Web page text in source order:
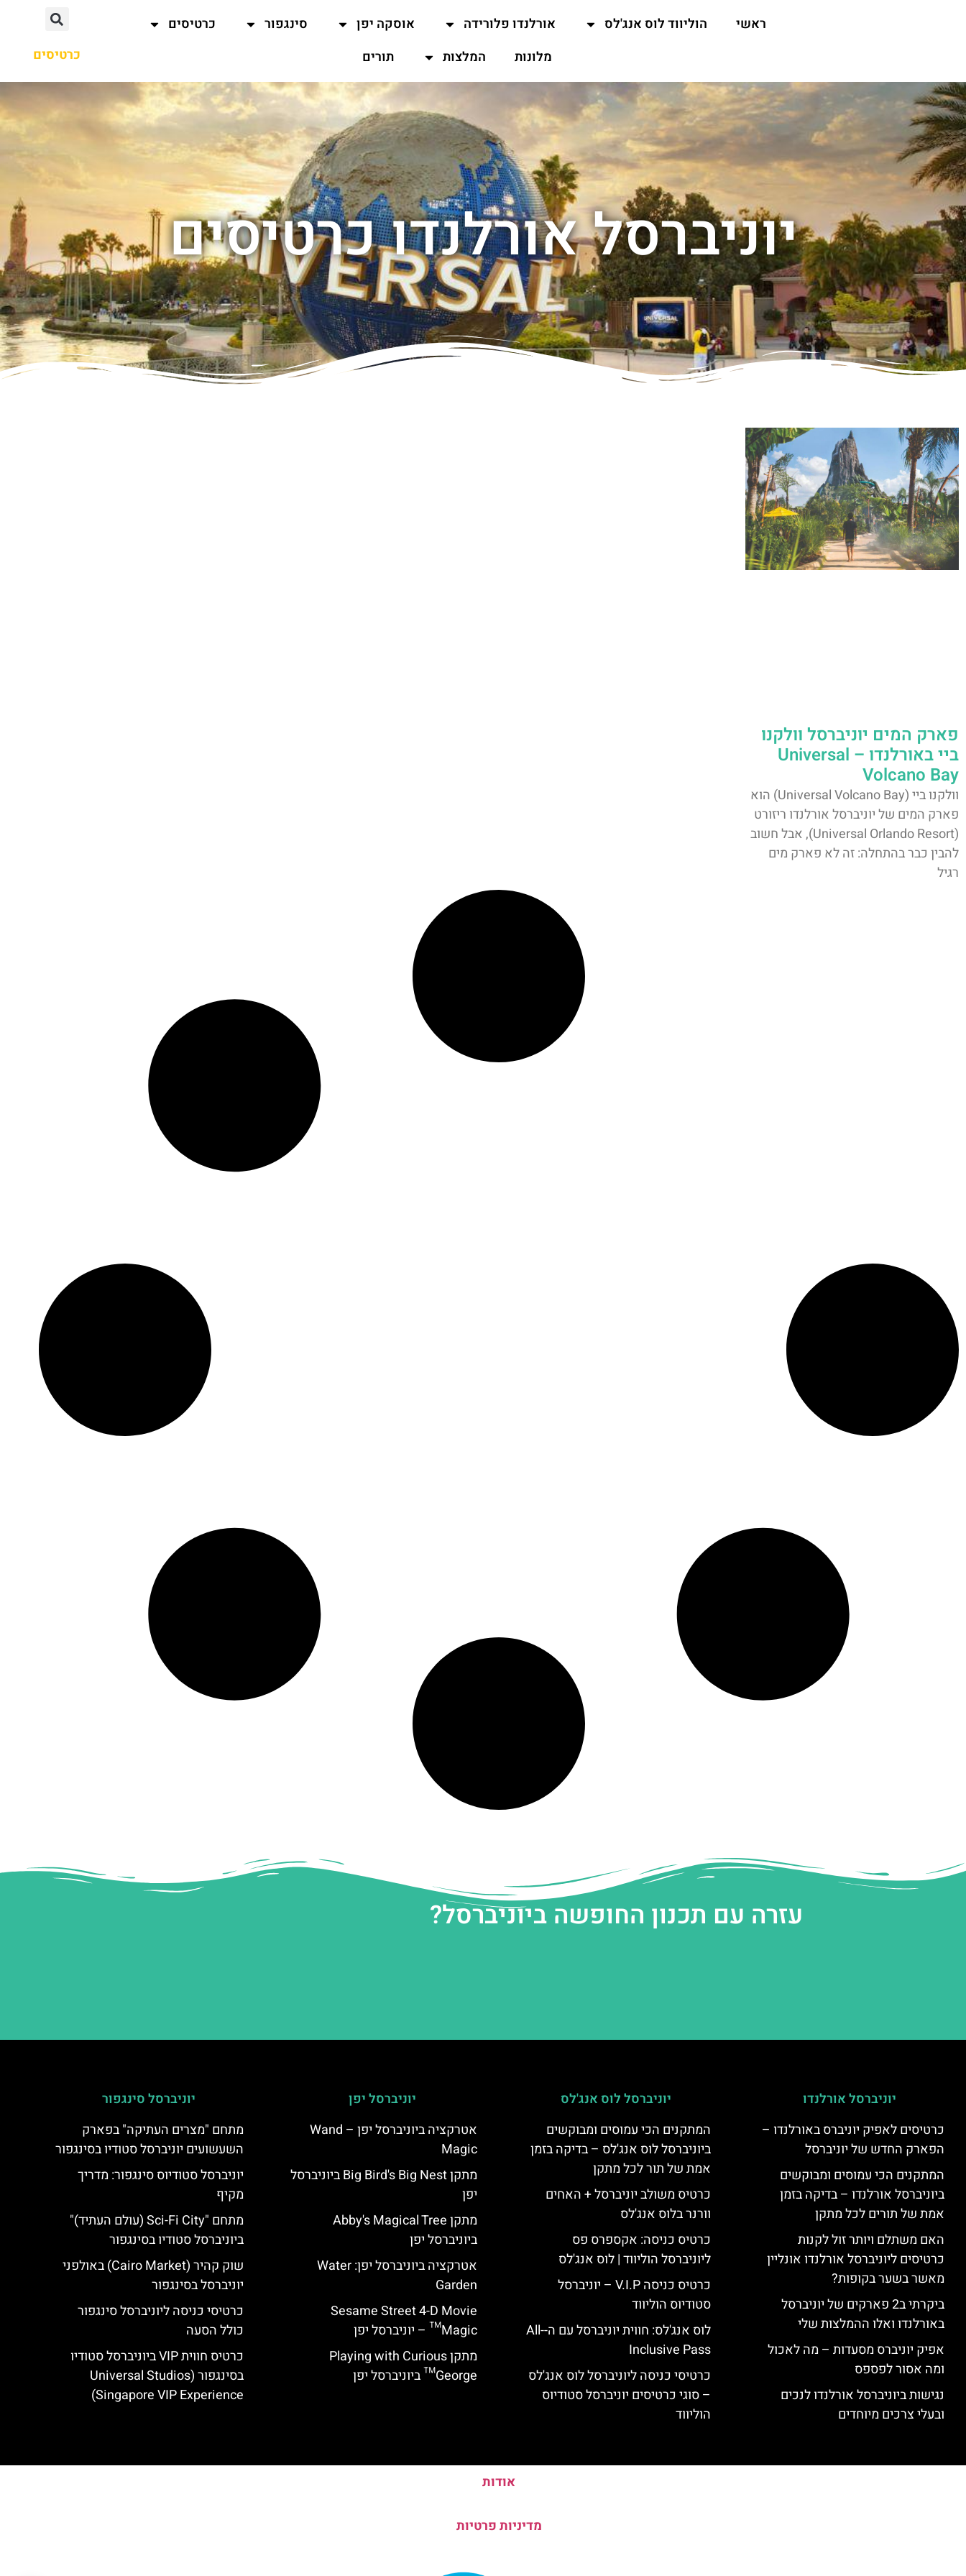
ראשי הוליווד לוס אנג'לס אורלנדו פלורידה אוסקה יפן סינגפור
כרטיסים
מלונות
המלצות תורים כרטיסים
יוניברסל אורלנדו כרטיסים
פארק המים יוניברסל וולקנו
ביי באורלנדו – Universal
Volcano Bay
וולקנו ביי (Universal Volcano Bay) הוא
פארק המים של יוניברסל אורלנדו ריזורט
(Universal Orlando Resort), אבל חשוב
להבין כבר בהתחלה: זה לא פארק מים
רגיל
עזרה עם תכנון החופשה ביוניברסל?
יוניברסל אורלנדו
כרטיסים לאפיק יוניברס באורלנדו –
הפארק החדש של יוניברסל
המתקנים הכי עמוסים ומבוקשים
ביוניברסל אורלנדו – בדיקה בזמן
אמת של תורים לכל מתקן
האם משתלם ויותר זול לקנות
כרטיסים ליוניברסל אורלנדו אונליין
מאשר בשער בקופות?
ביקרתי ב2 פארקים של יוניברסל
באורלנדו ואלו ההמלצות שלי
אפיק יוניברס מסעדות – מה לאכול
ומה אסור לפספס
נגישות ביוניברסל אורלנדו לנכים
ובעלי צרכים מיוחדים
יוניברסל לוס אנג'לס
המתקנים הכי עמוסים ומבוקשים
ביוניברסל לוס אנג'לס – בדיקה בזמן
אמת של תור לכל מתקן
כרטיס משולב יוניברסל + האחים
וורנר בלוס אנג'לס
כרטיס כניסה: אקספרס פס
ליוניברסל הוליווד | לוס אנג'לס
כרטיס כניסה V.I.P – יוניברסל
סטודיוס הוליווד
לוס אנג'לס: חווית יוניברסל עם ה-All-
Inclusive Pass
כרטיסי כניסה ליוניברסל לוס אנג'לס
– סוגי כרטיסים יוניברסל סטודיוס
הוליווד
יוניברסל יפן
אטרקציה ביוניברסל יפן – Wand
Magic
מתקן Big Bird's Big Nest ביוניברסל
יפן
מתקן Abby's Magical Tree
ביוניברסל יפן
אטרקציה ביוניברסל יפן: Water
Garden
Sesame Street 4-D Movie
Magic™ – יוניברסל יפן
מתקן Playing with Curious
George™ ביוניברסל יפן
יוניברסל סינגפור
מתחם "מצרים העתיקה" בפארק
השעשועים יוניברסל סטודיו בסינגפור
יוניברסל סטודיוס סינגפור: מדריך
מקיף
מתחם "Sci-Fi City (עולם העתיד)"
ביוניברסל סטודיו בסינגפור
שוק קהיר (Cairo Market) באולפני
יוניברסל בסינגפור
כרטיסי כניסה ליוניברסל סינגפור
כולל הסעה
כרטיס חווית VIP ביוניברסל סטודיו
בסינגפור (Universal Studios
Singapore VIP Experience)
אודות
מדיניות פרטיות